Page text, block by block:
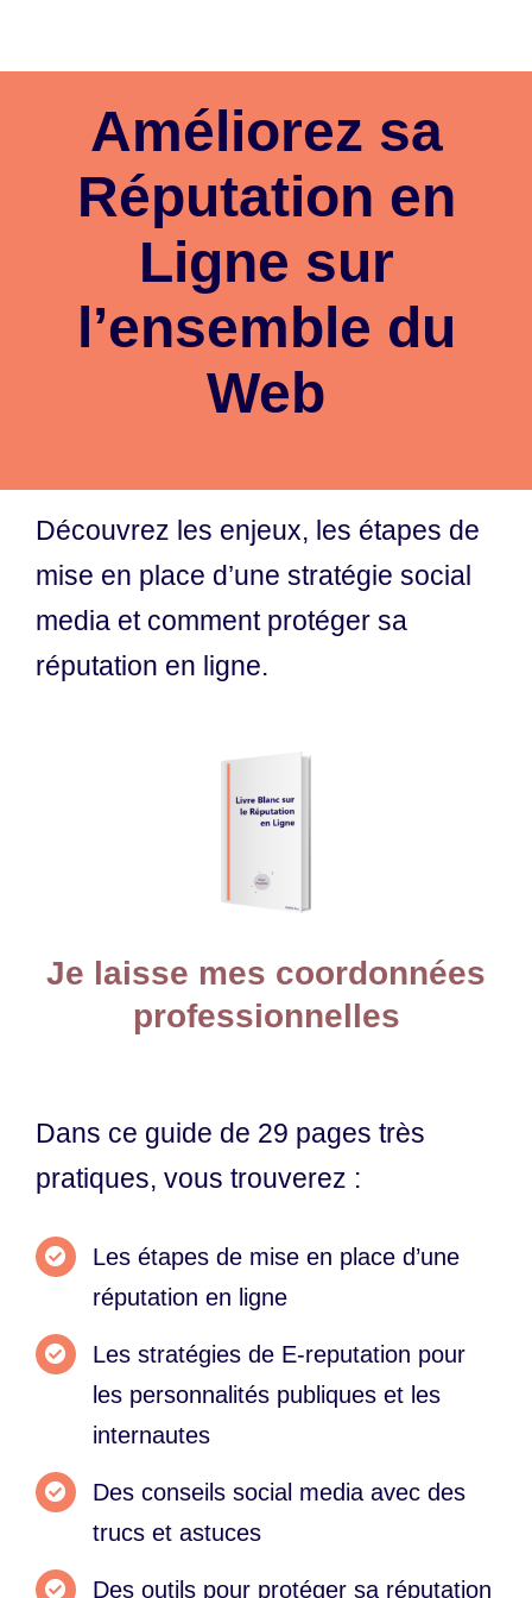
Améliorez sa
Réputation en
Ligne sur
l’ensemble du
Web
Découvrez les enjeux, les étapes de
mise en place d’une stratégie social
media et comment protéger sa
réputation en ligne.
Je laisse mes coordonnées
professionnelles
Dans ce guide de 29 pages très
pratiques, vous trouverez :
Les étapesde mise en place d’une
réputation en ligne
Les stratégies de E-reputation pour
les personnalités publiques et les
internautes
Des conseils social mediaavec des
trucs et astuces
Des outils pour protéger sa réputation